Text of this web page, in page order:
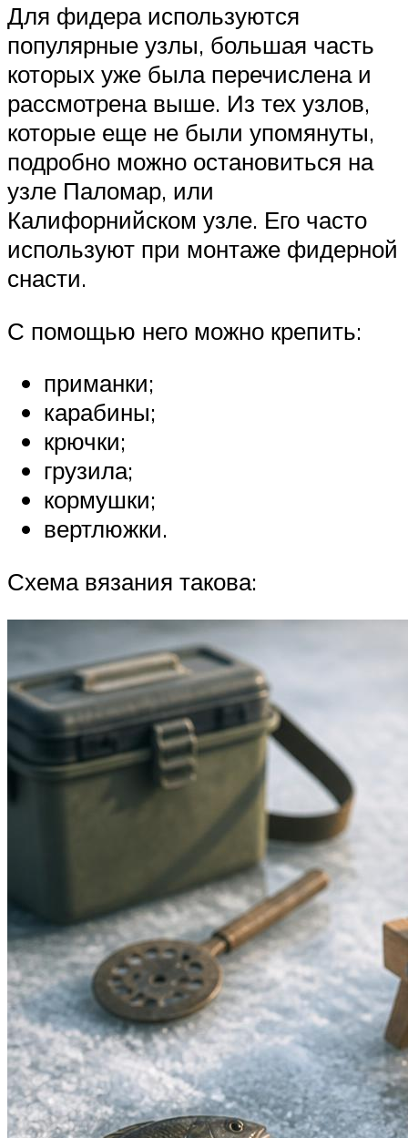
Для фидера используются
популярные узлы, большая часть
которых уже была перечислена и
рассмотрена выше. Из тех узлов,
которые еще не были упомянуты,
подробно можно остановиться на
узле Паломар, или
Калифорнийском узле. Его часто
используют при монтаже фидерной
снасти.
С помощью него можно крепить:
приманки;
карабины;
крючки;
грузила;
кормушки;
вертлюжки.
Схема вязания такова: